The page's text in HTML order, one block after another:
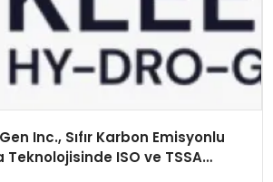
Inc., Sıfır Karbon Emisyonlu
Teknolojisinde ISO ve TSSA